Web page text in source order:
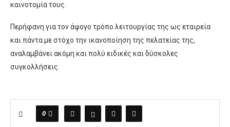
καινοτομία τους.
Περήφανη για τον άψογο τρόπο λειτουργίας της ως εταιρεία
και πάντα με στόχο την ικανοποίηση της πελατείας της,
αναλαμβάνει ακόμη και πολύ ειδικές και δύσκολες
συγκολλήσεις.
0